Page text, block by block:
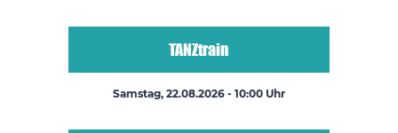
TANZtrain
Samstag, 22.08.2026 - 10:00 Uhr